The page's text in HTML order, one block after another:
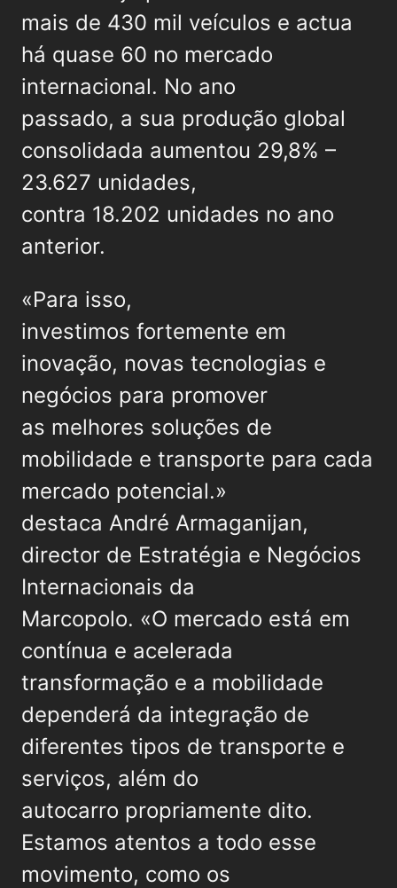
mais de 430 mil veículos e actua
há quase 60 no mercado
internacional. No ano
passado, a sua produção global
consolidada aumentou 29,8% –
23.627 unidades,
contra 18.202 unidades no ano
anterior.
«Para isso,
investimos fortemente em
inovação, novas tecnologias e
negócios para promover
as melhores soluções de
mobilidade e transporte para cada
mercado potencial.»
destaca André Armaganijan,
director de Estratégia e Negócios
Internacionais da
Marcopolo. «O mercado está em
contínua e acelerada
transformação e a mobilidade
dependerá da integração de
diferentes tipos de transporte e
serviços, além do
autocarro propriamente dito.
Estamos atentos a todo esse
movimento, como os